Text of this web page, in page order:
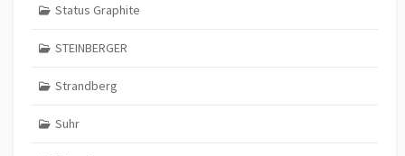
Status Graphite
STEINBERGER
Strandberg
Suhr